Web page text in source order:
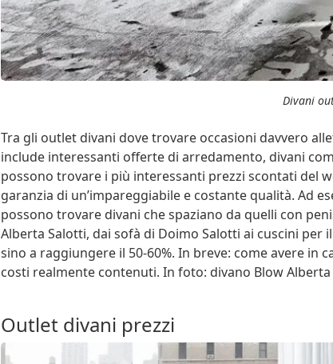
Divani
Tra gli outlet divani dove trovare occasioni davvero
include interessanti offerte di arredamento, divani
possono trovare i più interessanti prezzi scontati del
garanzia di un’impareggiabile e costante qualità. Ad
possono trovare divani che spaziano da quelli con
Alberta Salotti, dai sofà di Doimo Salotti ai cuscini per
sino a raggiungere il 50-60%. In breve: come avere in
costi realmente contenuti. In foto: divano Blow Alberta
Outlet divani prezzi